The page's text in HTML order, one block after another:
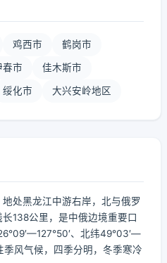
鸡西市 鹤岗市
春市 佳木斯市
绥化市 大兴安岭地区
处黑龙江中游右岸，北与俄罗
138公里，是中俄边境重要口
、北纬49°03′—
季风气候，四季分明，冬季寒冷